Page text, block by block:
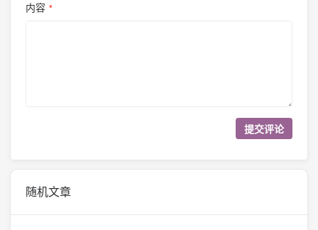
内容 *
随机文章